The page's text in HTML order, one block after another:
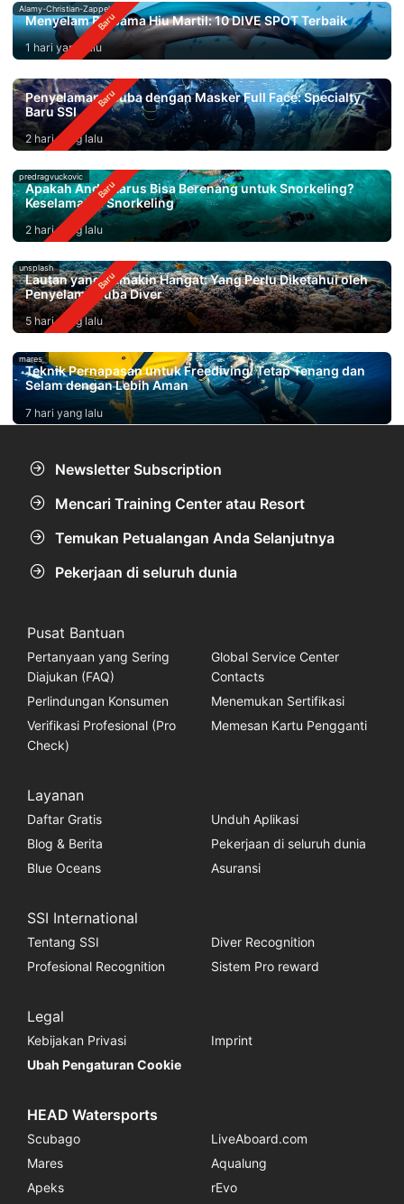
Alamy-Christian-Zappel
Menyelam Bersama Hiu Martil: 10 DIVE SPOT Terbaik
1 hari yang lalu
Penyelaman Scuba dengan Masker Full Face: Specialty
Baru SSI
2 hari yang lalu
predragvuckovic
Apakah Anda Harus Bisa Berenang untuk Snorkeling?
Keselamatan Snorkeling
2 hari yang lalu
unsplash
Lautan yang Semakin Hangat: Yang Perlu Diketahui oleh
Penyelam Scuba Diver
5 hari yang lalu
mares
Teknik Pernapasan untuk Freediving: Tetap Tenang dan
Selam dengan Lebih Aman
7 hari yang lalu
Newsletter Subscription
Mencari Training Center atau Resort
Temukan Petualangan Anda Selanjutnya
Pekerjaan di seluruh dunia
Pusat Bantuan
Pertanyaan yang Sering
Diajukan (FAQ)
Global Service Center
Contacts
Perlindungan Konsumen
Menemukan Sertifikasi
Verifikasi Profesional (Pro
Check)
Memesan Kartu Pengganti
Layanan
Daftar Gratis
Unduh Aplikasi
Blog & Berita
Pekerjaan di seluruh dunia
Blue Oceans
Asuransi
SSI International
Tentang SSI
Diver Recognition
Profesional Recognition
Sistem Pro reward
Legal
Kebijakan Privasi
Imprint
Ubah Pengaturan Cookie
HEAD Watersports
Scubago
LiveAboard.com
Mares
Aqualung
Apeks
rEvo